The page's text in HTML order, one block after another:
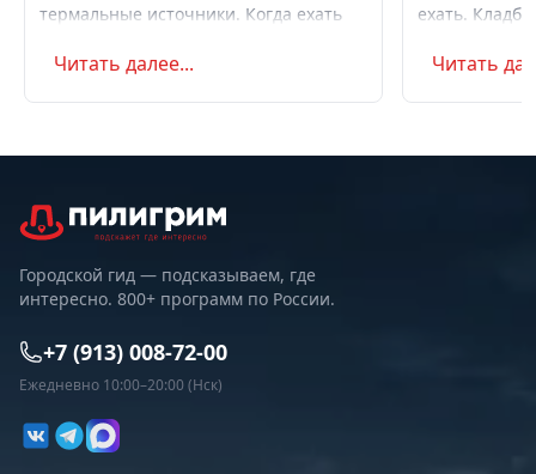
термальные источники. Когда ехать
самостоятельно или с туром.
Читать далее...
ехать.
Маршрут на
Читать
Городской гид — подсказываем, где
интересно. 800+ программ по России.
+7 (913) 008-72-00
Ежедневно 10:00–20:00 (Нск)